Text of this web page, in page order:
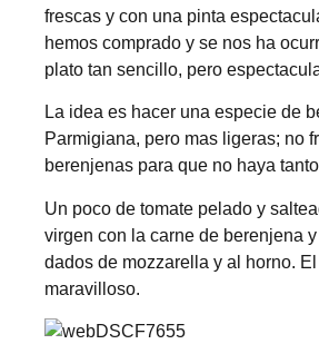
frescas y con una pinta
hemos comprado y se nos ha
plato tan sencillo, pero
La idea es hacer una especie de
Parmigiana, pero mas ligeras; no
berenjenas para que no haya
Un poco de tomate pelado y
virgen con la carne de berenjena
dados de mozzarella y al horno.
maravilloso.